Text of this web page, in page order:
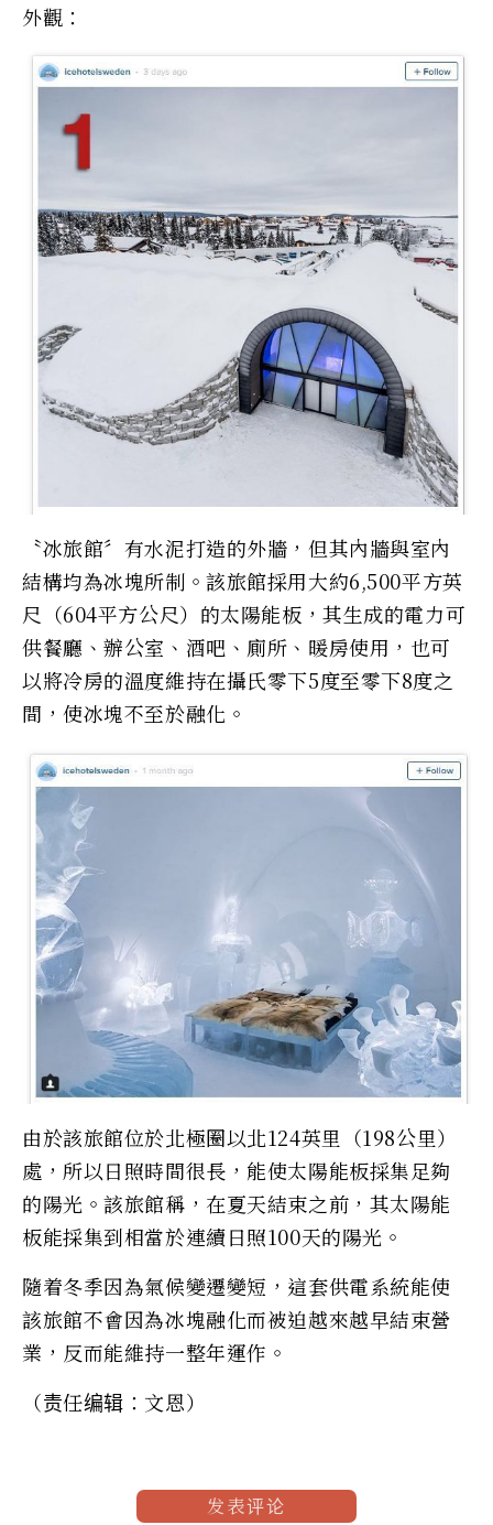
外觀：
〝冰旅館〞有水泥打造的外牆，但其內牆與室內
結構均為冰塊所制。該旅館採用大約6,500平方英
尺（604平方公尺）的太陽能板，其生成的電力可
供餐廳、辦公室、酒吧、廁所、暖房使用，也可
以將冷房的溫度維持在攝氏零下5度至零下8度之
間，使冰塊不至於融化。
由於該旅館位於北極圈以北124英里（198公里）
處，所以日照時間很長，能使太陽能板採集足夠
的陽光。該旅館稱，在夏天結束之前，其太陽能
板能採集到相當於連續日照100天的陽光。
隨着冬季因為氣候變遷變短，這套供電系統能使
該旅館不會因為冰塊融化而被迫越來越早結束營
業，反而能維持一整年運作。
（责任编辑：文恩）
发表评论